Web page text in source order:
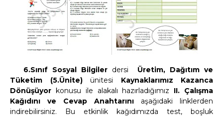
6.Sınıf Sosyal Bilgiler dersi Üretim, Dağıtım ve
Tüketim (5.Ünite)ünitesi Kaynaklarımız Kazanca
Dönüşüyor konusu ile alakalı hazırladığımız II. Çalışma
Kağıdını
ve Cevap Anahtarını aşağıdaki linklerden
indirebilirsiniz. Bu etkinlik kağıdımızda test, boşluk